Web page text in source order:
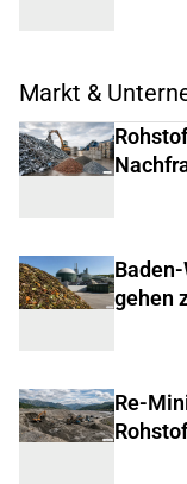
Markt &
gehen
Re-